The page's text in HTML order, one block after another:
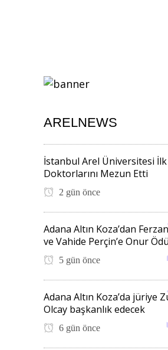
ARELNEWS
İstanbul Arel Üniversitesi İlk
Doktorlarını Mezun Etti
2 gün önce
Adana Altın Koza’dan
ve Vahide Perçin’e Onur
5 gün önce
Adana Altın Koza’da jüriye
Olcay başkanlık edecek
6 gün önce